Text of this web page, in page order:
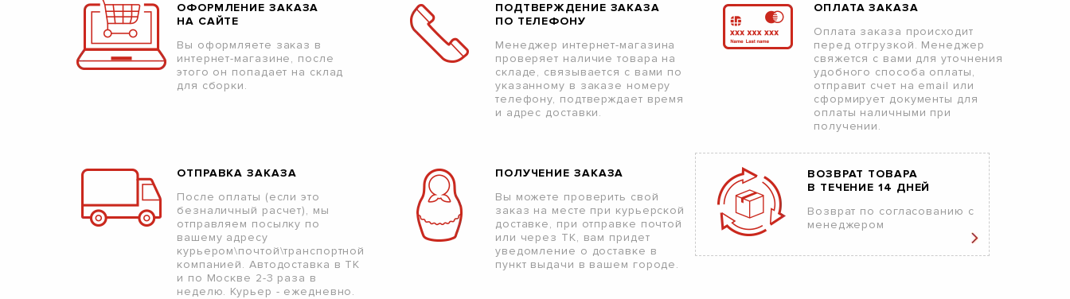
ОФОРМЛЕНИЕ ЗАКАЗА
НА САЙТЕ
Вы оформляете заказ в
интернет-магазине, после
этого он попадает на склад
для сборки.
ПОДТВЕРЖДЕНИЕ ЗАКАЗА
ПО ТЕЛЕФОНУ
Менеджер интернет-магазина
проверяет наличие товара на
складе, связывается с вами по
указанному в заказе номеру
телефону, подтверждает время
и адрес доставки.
ОПЛАТА ЗАКАЗА
Оплата заказа происходит
перед отгрузкой. Менеджер
свяжется с вами для уточнения
удобного способа оплаты,
отправит счет на email или
сформирует документы для
оплаты наличными при
получении.
ОТПРАВКА ЗАКАЗА
После оплаты (если это
безналичный расчет), мы
отправляем посылку по
вашему адресу
курьером\почтой\транспортной
компанией. Автодоставка в ТК
и по Москве 2-3 раза в
неделю. Курьер - ежедневно.
ПОЛУЧЕНИЕ ЗАКАЗА
Вы можете проверить свой
заказ на месте при курьерской
доставке, при отправке почтой
или через ТК, вам придет
уведомление о доставке в
пункт выдачи в вашем городе.
ВОЗВРАТ ТОВАРА
В ТЕЧЕНИЕ 14 ДНЕЙ
Возврат по согласованию с
менеджером